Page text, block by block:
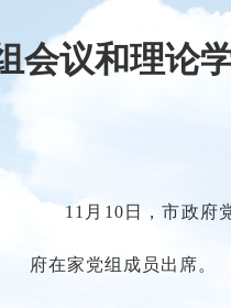
会议和理论
11月10日，市政府
府在家党组成员出席。